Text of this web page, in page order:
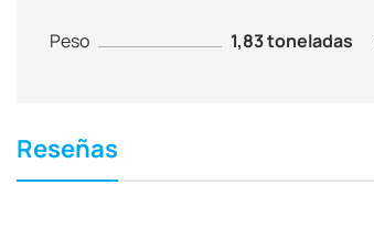
Peso 1,83 toneladas
Reseñas